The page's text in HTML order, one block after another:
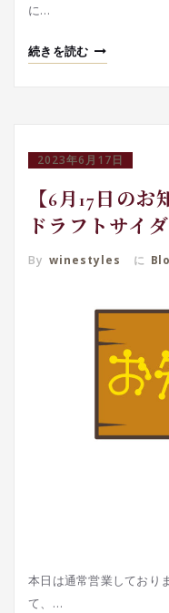
に…
続きを読む
2023年6月17日
【6月17日の
ドラフトサイ
By winestyles に
本日は通常営業しており
て、…